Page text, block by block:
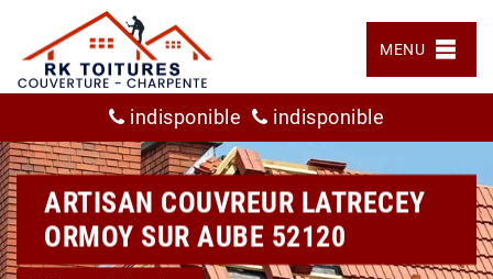
MENU
indisponible indisponible
ARTISAN COUVREUR LATRECEY
ORMOY SUR AUBE 52120